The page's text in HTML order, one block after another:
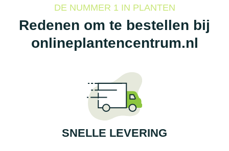
DE NUMMER 1 IN PLANTEN
Redenen om te bestellen bij
onlineplantencentrum.nl
SNELLE LEVERING